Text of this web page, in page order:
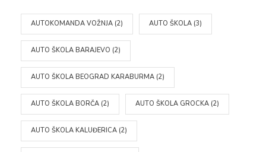
AUTOKOMANDA VOŽNJA (2) AUTO ŠKOLA (3)
AUTO ŠKOLA BARAJEVO (2)
AUTO ŠKOLA BEOGRAD KARABURMA (2)
AUTO ŠKOLA BORČA (2) AUTO ŠKOLA GROCKA (2)
AUTO ŠKOLA KALUĐERICA (2)